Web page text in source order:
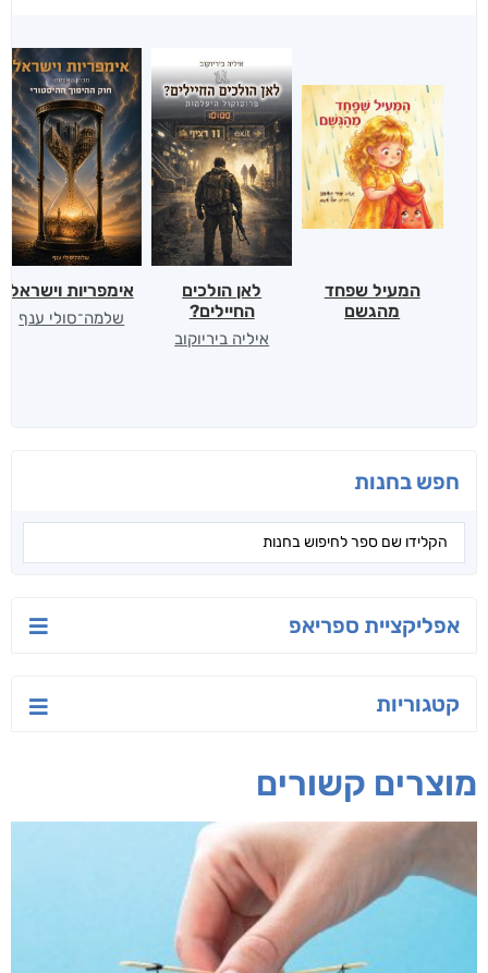
חפש בחנות
אפליקציית ספריאפ
קטגוריות
המעיל שפחד
מהגשם
לאן הולכים
החיילים?
איליה ביריוקוב
אימפריות וישראל
שלמה־סולי ענף
מוצרים קשורים